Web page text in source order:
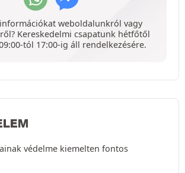
weboldalunkról vagy
Kereskedelmi csapatunk hétfőtől
tól 17:00-ig áll rendelkezésére.
védelme kiemelten fontos